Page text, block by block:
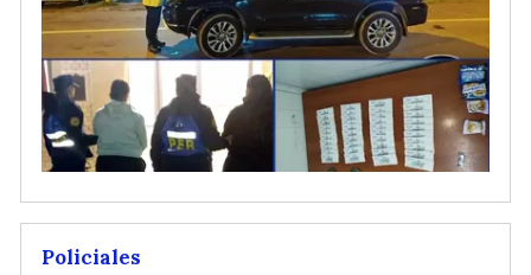
Policiales